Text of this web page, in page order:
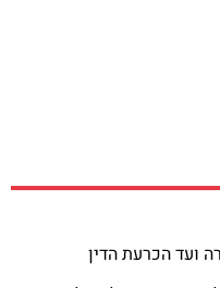
ועד הכרעת הדין